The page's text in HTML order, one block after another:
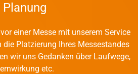
Planung
einer Messe mit unserem Service
die Platzierung Ihres Messestandes
wir uns Gedanken über Laufwege,
etc.